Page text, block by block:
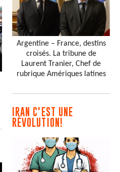
Argentine – France, destins
croisés. La tribune de
Laurent Tranier, Chef de
rubrique Amériques latines
IRAN C'EST UNE
RÉVOLUTION!